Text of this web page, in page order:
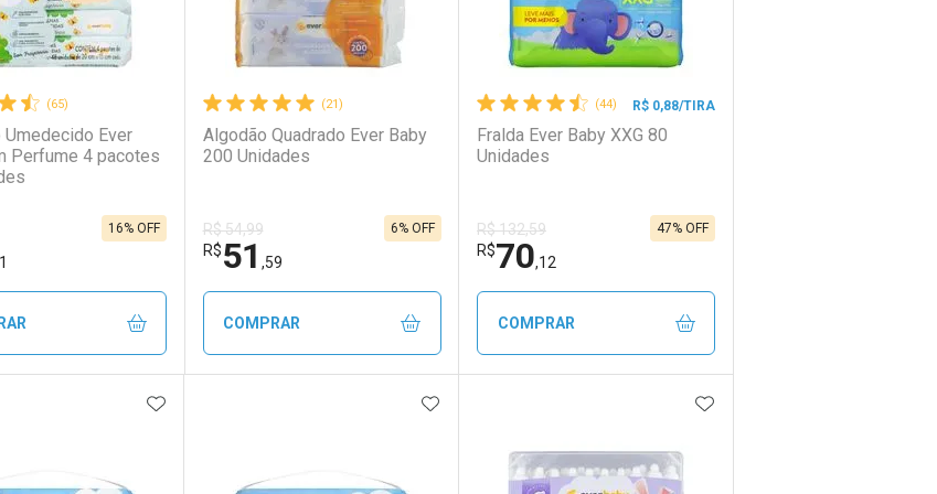
(65)
Umedecido Ever
Perfume 4 pacotes
16% OFF
FECHAR
FECHAR
(21)
Algodão Quadrado Ever Baby
200 Unidades
R$ 54,99
R$51 ,59
6% OFF
COMPRAR
FECHAR
FECHAR
(44) R$ 0,88/TIRA
Fralda Ever Baby XXG 80
Unidades
R$ 132,59
R$70,12
47% OFF
COMPRAR
FECHAR
Laboratório
FECHAR
Por Menos
ADICIONAR AOS FAVORITOS ADICIONAR AOS FAVORITOS ADICIONAR AOS